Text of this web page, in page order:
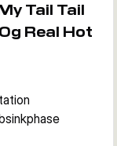
Tail Tail
Real Hot